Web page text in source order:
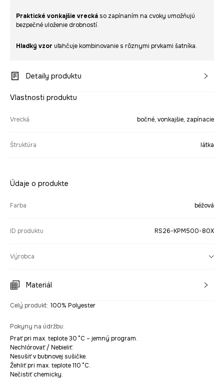
Praktické vonkajšie vrecká so zapínaním na cvoky umožňujú
bezpečné uloženie drobností.
Hladký vzor uľahčuje kombinovanie s rôznymi prvkami šatníka.
Detaily produktu
Vlastnosti produktu
Vrecká bočné, vonkajšie, zapínacie
Štruktúra látka
Údaje o produkte
Farba béžová
ID produktu RS26-KPM500-80X
Výrobca
Materiál
Celý produkt: 100% Polyester
Pokyny na údržbu:
Prať pri max. teplote 30 °C – jemný program.
Nechlórovať / Nebieliť.
Nesušiť v bubnovej sušičke.
Žehliť pri max. teplote 110 °C.
Nečistiť chemicky.